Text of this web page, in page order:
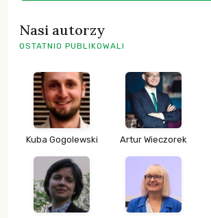
Nasi autorzy
OSTATNIO PUBLIKOWALI
Kuba Gogolewski Artur Wieczorek